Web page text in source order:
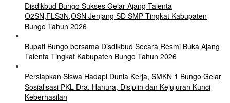
Disdikbud Bungo Sukses Gelar Ajang Talenta
O2SN,FLS3N,OSN Jenjang SD SMP Tingkat Kabupaten
Bungo Tahun 2026
Bupati Bungo bersama Disdikbud Secara Resmi Buka Ajang
Talenta Tingkat Kabupaten Bungo Tahun 2026
Persiapkan Siswa Hadapi Dunia Kerja, SMKN 1 Bungo Gelar
Sosialisasi PKL Dra. Hanura, Disiplin dan Kejujuran Kunci
Keberhasilan